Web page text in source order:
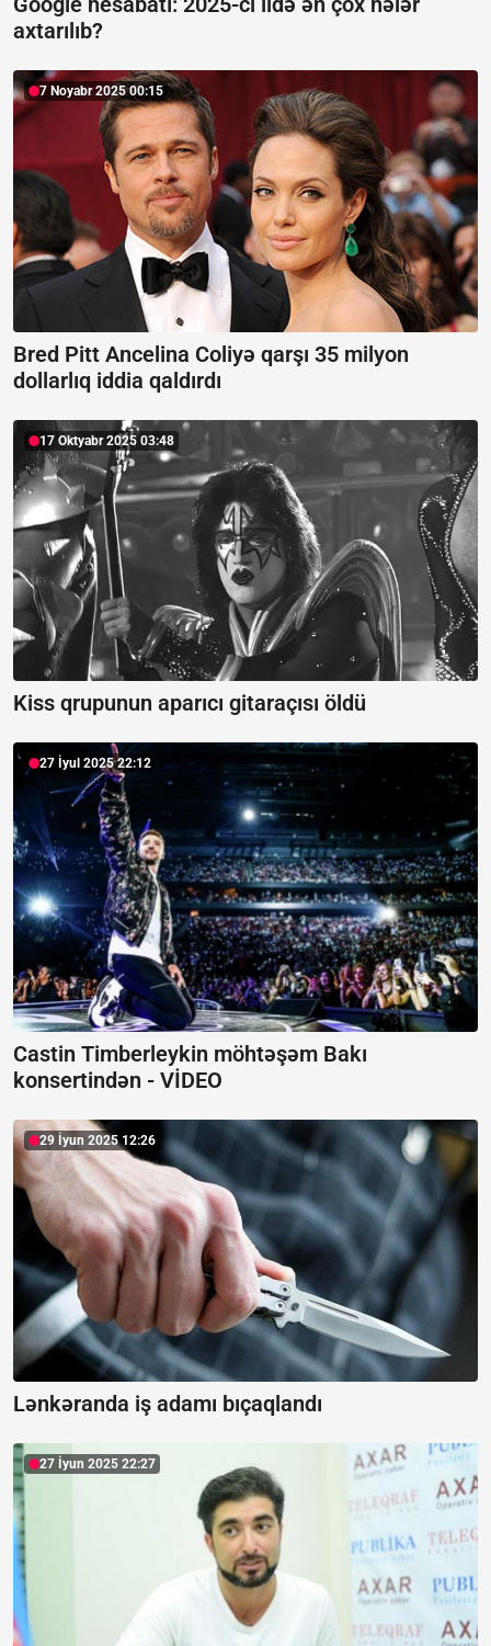
axtarılıb?
7 Noyabr 2025 00:15
Bred Pitt Ancelina Coliyə qarşı 35 milyon
dollarlıq iddia qaldırdı
17 Oktyabr 2025 03:48
Kiss qrupunun aparıcı gitaraçısı öldü
27 İyul 2025 22:12
Castin Timberleykin möhtəşəm Bakı
konsertindən - VİDEO
29 İyun 2025 12:26
Lənkəranda iş adamı bıçaqlandı
27 İyun 2025 22:27